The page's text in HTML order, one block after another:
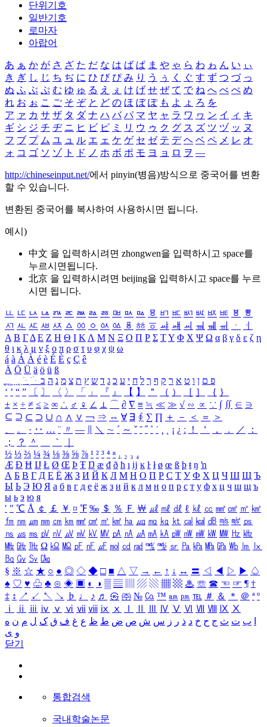
단위기호
일반기호
로마자
아랍어
あ ぁ か が さ ざ た だ な は ば ぱ ま や ゃ ら わ ゎ ん い ぃ
き ぎ し じ ち ぢ に ひ び ぴ み り う ぅ く ぐ す ず つ づ っ
ぬ ふ ぶ ぷ む ゆ ゅ る え ぇ け げ せ ぜ て で ね へ べ ぺ め
れ お ぉ こ ご そ ぞ と ど の ほ ぼ ぽ も よ ょ ろ を
ア ァ カ サ ザ タ ダ ナ ハ バ パ マ ヤ ャ ラ ワ ヮ ン イ ィ キ
ギ シ ジ チ ヂ ニ ヒ ビ ピ ミ リ ウ ゥ ク グ ス ズ ツ ヅ ッ ヌ
フ ブ プ ム ユ ュ ル エ ェ ケ ゲ セ ゼ テ デ ヘ ベ ペ メ レ オ
ォ コ ゴ ソ ゾ ト ド ノ ホ ボ ポ モ ヨ ョ ロ ヲ ―
http://chineseinput.net/에서 pinyin(병음)방식으로 중국어를 변환
할 수 있습니다.
변환된 중국어를 복사하여 사용하시면 됩니다.
예시)
中文 을 입력하시려면 zhongwen을 입력하시고 space를
누르시면됩니다.
北京 을 입력하시려면 beijing을 입력하시고 space를 누르
시면 됩니다.
ㅥ ㅦ ㅧ ㅨ ㅩ ㅪ ㅫ ㅬ ㅭ ㅮ ㅯ ㅰ ㅱ ㅲ ㅳ ㅴ ㅵ ㅶ ㅷ ㅸ
ㅹ
ㅺ ㅻ ㅼ ㅽ ㅾ ㅿ ㆀ ㆁ ㆂ ㆃ ㆄ ㆅ ㆆ ㆇ ㆈ ㆉ ㆊ ㆋ ㆌ ㆍ
ㆎ
Α Β ΓΔ Ε Ζ Η Θ Ι ΚΛ Μ Ν Ξ Ο Π Ρ Σ ΤΥ Φ Χ Ψ Ω α β γ δ ε ζ η
θ ι κ λ μ ν ξ ο π ρ σ τ υ φ χ ψ ω
á à Á À é è É È ç Ç ê
Ä Ö Ü ä ö ü ß
ִֶֹ ֻּ ׁׂ פ ם ן ו ט א ר ק ף ך ל ח י ע כ ג ד ש ץ ת צ מ נ ה ב
‘ ’ “ ” 〔 〕 〈 〉 「 」 『 』 【 】 ＂ （ ） ［ ］ ｛ ｝
± × ÷ ≠ ≤ ≥ ∞ ∴ ♂ ♀ ∠ ⊥ ⌒ ∂ ∇ ≡ ≒ ≪ ≫ √ ∽ ∝ ∵ ∫ ∬ ∈ ∋
⊆ ⊇ ⊂ ⊃ ∪ ∩ ∧ ∨ ￢ ⇒ ⇔ ∀ ∃ ∮ ∑ ∏ ＋ － ＜ ＝
＞
、
。 · ‥ … ¨ 〃 ― ＼ ∼ ´ ～ ˇ ˘ ˝ ˚ ˙ ¸ ¡ ¿ ː ！ ＇ ， ． ／
：
；
？ ＾ ｀
½ ⅓ ⅔ ¼ ¾ ⅛ ⅜ ⅝ ⅞ ¹ ² ³ ⁴ ⁿ ₁ ₂ ₃ ₄
Æ Ð Ħ Ĳ Ł Ø Œ Þ Ŧ Ŋ æ đ ð ħ ı ĳ ĸ ŀ ł ø œ ß þ ŧ ŋ ŉ
А Б В Г Д Е Ё Ж З И Й К Л М Н О П Р С Т У Ф Х Ц Ч Ш Щ Ъ
Ы Ь Э Ю Я а б в г д е ё ж з и й к л м н о п р с т у ф х ц ч ш щ ъ
ы ь э ю я
′ ″ ℃ Å ￠ ￡ ￥ ¤ ℉ ‰ ＄ ％ Ｆ ￦ ㎕ ㎖ ㎗ ℓ ㎘ ㏄ ㎣ ㎤ ㎥ ㎦
㎙ ㎚ ㎛ ㎜ ㎝ ㎞ ㎟ ㎠ ㎡ ㎢ ㏊ ㎍ ㎎ ㎏ ㏏ ㎈ ㎉ ㏈ ㎧ ㎨ ㎰
㎱ ㎲ ㎳ ㎴ ㎵ ㎶ ㎷ ㎸ ㎹ ㎀ ㎁ ㎂ ㎃ ㎄ ㎺ ㎻ ㎽ ㎾ ㎿ ㎐ ㎑
㎒ ㎓ ㎔ Ω ㏀ ㏁ ㎊ ㎋ ㎌ ㏖ ㏅ ㎭ ㎮ ㎯ ㏛ ㎩ ㎪ ㎫ ㎬ ㏝ ㏐
㏓
㏃ ㏉ ㏜ ㏆
§ ※ ☆ ★ ○ ● ◎ ◇ ◆ □ ■ △ ▽ → ← ↑ ↓ ↔ 〓 ◁ ◀ ▷ ▶ ♤
♠ ♡ ♥ ♧ ♣ ⊙ ◈ ▣ ◐ ◑ ▒ ▤ ▨ ▧ ▦ ▩ ♨ ☏ ☎ ☜ ☞ ¶ †
‡ ↕ ↗ ↙ ↖ ↘ ♭ ♩ ♪ ♬ ㉿ ㈜ № ㏇ ™ ㏂ ㏘ ℡ ＃ ＆ ＊ ＠ ª º
ⅰ
ⅱ ⅲ ⅳ ⅴ ⅵ ⅶ ⅷ ⅸ ⅹ Ⅳ Ⅴ Ⅵ Ⅶ Ⅷ Ⅸ Ⅹ
ب ت ث ج ح خ د ذ ر ز س ش ص ض ط ظ ع غ ف ق ک ل م ن ه
و ی
닫기
통합검색
국내학술논문